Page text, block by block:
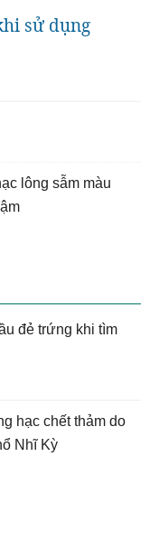
sử dụng
lông sẫm màu
đẻ trứng khi tìm
hạc chết thảm do
Nhĩ Kỳ